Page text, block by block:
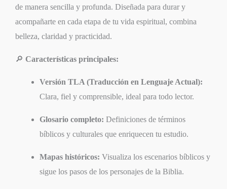
de manera sencilla y profunda. Diseñada para durar y
acompañarte en cada etapa de tu vida espiritual, combina
belleza, claridad y practicidad.
🔎 Características principales:
Versión TLA (Traducción en Lenguaje Actual):
Clara, fiel y comprensible, ideal para todo lector.
Glosario completo: Definiciones de términos
bíblicos y culturales que enriquecen tu estudio.
Mapas históricos: Visualiza los escenarios bíblicos y
sigue los pasos de los personajes de la Biblia.